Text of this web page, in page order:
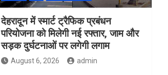
देहरादून में स्मार्ट ट्रैफिक प्रबंधन
परियोजना को मिलेगी नई रफ्तार, जाम और
सड़क दुर्घटनाओं पर लगेगी लगाम
August 6, 2026 admin